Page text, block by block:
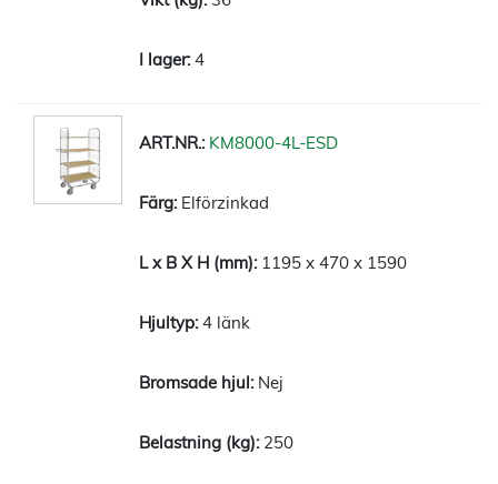
4
KM8000-4L-ESD
Elförzinkad
1195 x 470 x 1590
4 länk
Nej
250